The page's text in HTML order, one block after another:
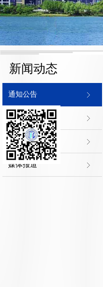
新闻动态
通知公告
协会新闻
行业新闻
媒体报道